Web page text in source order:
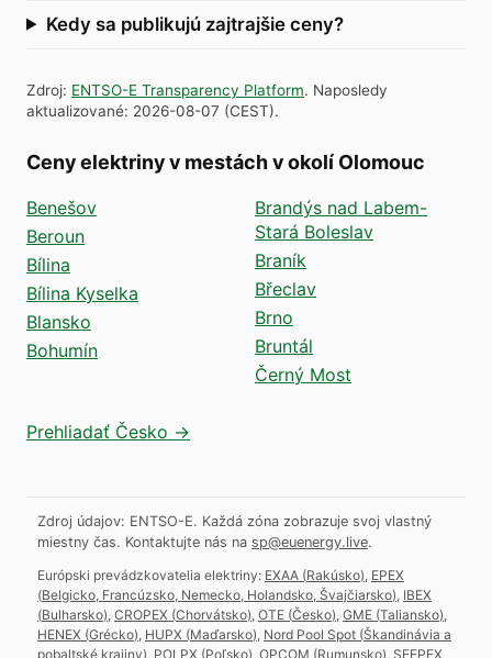
Kedy sa publikujú zajtrajšie ceny?
Zdroj: ENTSO-E Transparency Platform. Naposledy
aktualizované: 2026-08-07 (CEST).
Ceny elektriny v mestách v okolí Olomouc
Benešov
Beroun
Bílina
Bílina Kyselka
Blansko
Bohumín
Brandýs nad Labem-
Stará Boleslav
Braník
Břeclav
Brno
Bruntál
Černý Most
Prehliadať Česko →
Zdroj údajov: ENTSO-E. Každá zóna zobrazuje svoj vlastný
miestny čas. Kontaktujte nás na sp@euenergy.live.
Európski prevádzkovatelia elektriny: EXAA (Rakúsko) EPEX
(Belgicko, Francúzsko, Nemecko, Holandsko, Švajčiarsko) IBEX
(Bulharsko) CROPEX (Chorvátsko) OTE (Česko) GME (Taliansko)
HENEX (Grécko) HUPX (Maďarsko) Nord Pool Spot (Škandinávia a
pobaltské krajiny) POLPX (Poľsko) OPCOM (Rumunsko) SEEPEX